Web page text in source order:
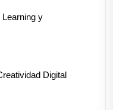
y
Digital